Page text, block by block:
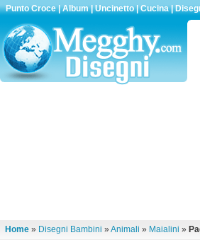
Punto Croce|Album|Uncinetto|Cucina|
Home » Disegni Bambini »Animali » Maialini »